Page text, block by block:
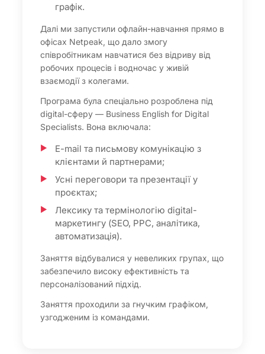
графік.
Далі ми запустили офлайн-навчання прямо в
офісах Netpeak, що дало змогу
співробітникам навчатися без відриву від
робочих процесів і водночас у живій
взаємодії з колегами.
Програма була спеціально розроблена під
digital-сферу — Business English for Digital
Specialists. Вона включала:
E-mail та письмову комунікацію з
клієнтами й партнерами;
Усні переговори та презентації у
проєктах;
Лексику та термінологію digital-
маркетингу (SEO, PPC, аналітика,
автоматизація).
Заняття відбувалися у невеликих групах, що
забезпечило високу ефективність та
персоналізований підхід.
Заняття проходили за гнучким графіком,
узгодженим із командами.